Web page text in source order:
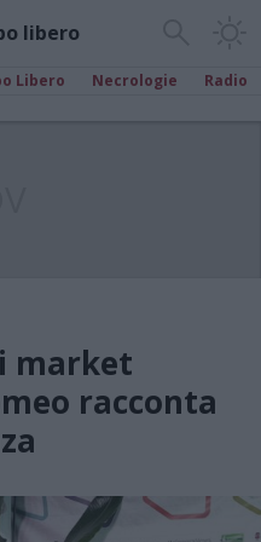
libero
Libero Necrologie Radio
market
racconta